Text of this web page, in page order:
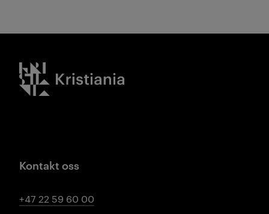
Kristiania logo
Kontakt oss
+47 22 59 60 00